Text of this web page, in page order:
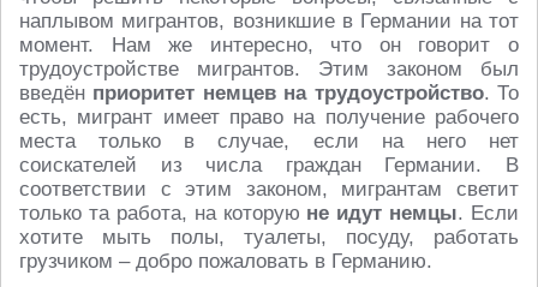
наплывом мигрантов, возникшие в Германии на тот
момент. Нам же интересно, что он говорит о
трудоустройстве мигрантов. Этим законом был
введён приоритет немцев на трудоустройство. То
есть, мигрант имеет право на получение рабочего
места только в случае, если на него нет
соискателей из числа граждан Германии. В
соответствии с этим законом, мигрантам светит
только та работа, на которую не идут немцы. Если
хотите мыть полы, туалеты, посуду, работать
грузчиком – добро пожаловать в Германию.